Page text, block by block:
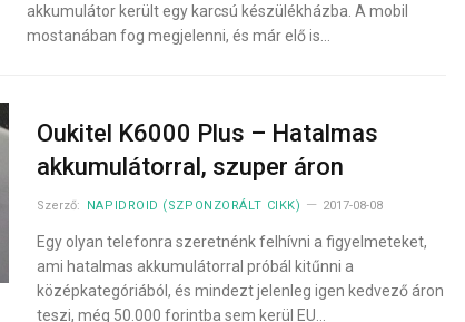
akkumulátor került egy karcsú készülékházba. A mobil
mostanában fog megjelenni, és már elő is…
Oukitel K6000 Plus – Hatalmas
akkumulátorral, szuper áron
Szerző: NAPIDROID (SZPONZORÁLT CIKK) 2017-08-08
Egy olyan telefonra szeretnénk felhívni a figyelmeteket,
ami hatalmas akkumulátorral próbál kitűnni a
középkategóriából, és mindezt jelenleg igen kedvező áron
teszi, még 50.000 forintba sem kerül EU…